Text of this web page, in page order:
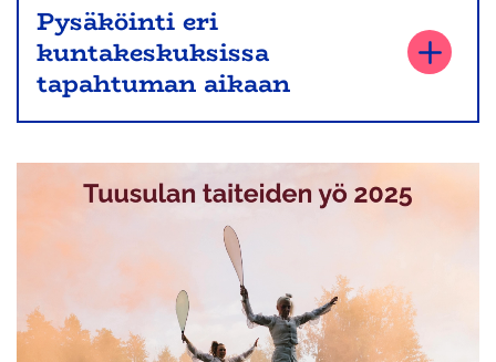
Pysäköinti eri
kuntakeskuksissa
tapahtuman aikaan